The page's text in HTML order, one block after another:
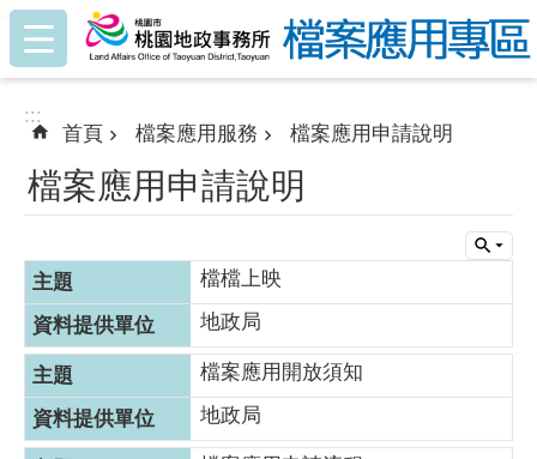
跳到主要內容區塊
:::
:::
首頁 檔案應用服務 檔案應用申請說明
檔案應用申請說明
檔檔上映
地政局
檔案應用開放須知
地政局